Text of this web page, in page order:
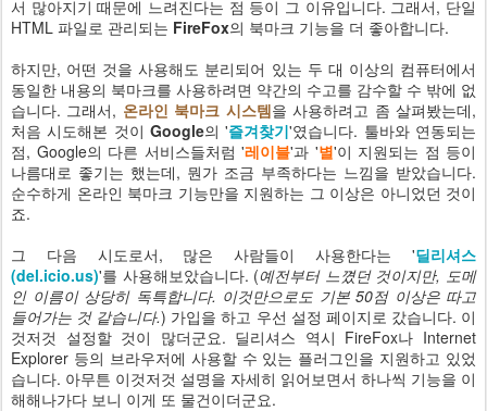
서 많아지기 때문에 느려진다는 점 등이 그 이유입니다. 그래서, 단일
HTML 파일로 관리되는 FireFox의 북마크 기능을 더 좋아합니다.
하지만, 어떤 것을 사용해도 분리되어 있는 두 대 이상의 컴퓨터에서
동일한 내용의 북마크를 사용하려면 약간의 수고를 감수할 수 밖에 없
습니다. 그래서, 온라인 북마크 시스템을 사용하려고 좀 살펴봤는데,
처음 시도해본 것이 Google의 '즐겨찾기'였습니다. 툴바와 연동되는
점, Google의 다른 서비스들처럼 '레이블'과 '별'이 지원되는 점 등이
나름대로 좋기는 했는데, 뭔가 조금 부족하다는 느낌을 받았습니다.
순수하게 온라인 북마크 기능만을 지원하는 그 이상은 아니었던 것이
죠.
그 다음 시도로서, 많은 사람들이 사용한다는 '딜리셔스
(del.icio.us)'를 사용해보았습니다. (예전부터 느꼈던 것이지만, 도메
인 이름이 상당히 독특합니다. 이것만으로도 기본 50점 이상은 따고
들어가는 것 같습니다.) 가입을 하고 우선 설정 페이지로 갔습니다. 이
것저것 설정할 것이 많더군요. 딜리셔스 역시 FireFox나 Internet
Explorer 등의 브라우저에 사용할 수 있는 플러그인을 지원하고 있었
습니다. 아무튼 이것저것 설명을 자세히 읽어보면서 하나씩 기능을 이
해해나가다 보니 이게 또 물건이더군요.